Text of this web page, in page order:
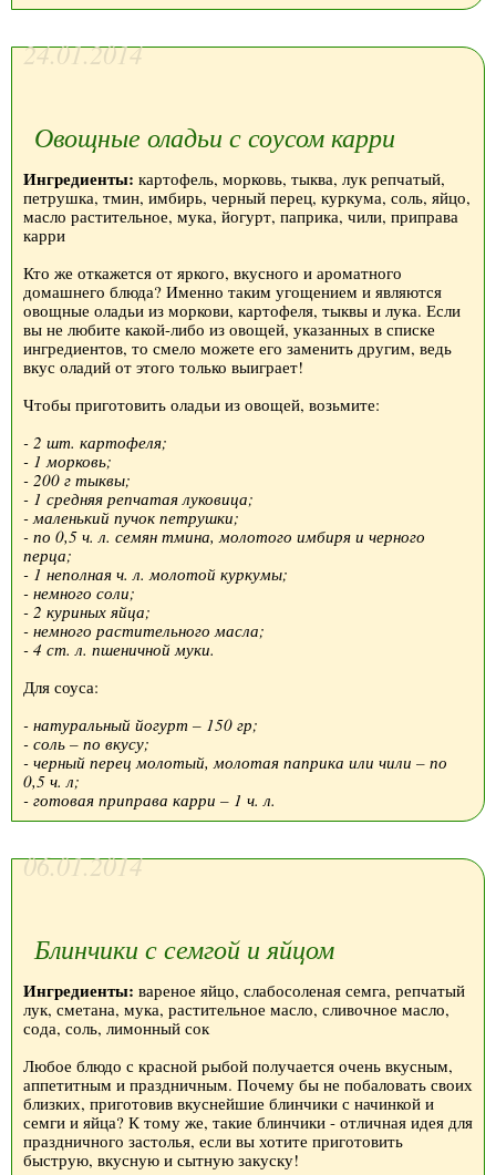
24.01.2014
Овощные оладьи с соусом карри
Ингредиенты: картофель, морковь, тыква, лук репчатый,
петрушка, тмин, имбирь, черный перец, куркума, соль, яйцо,
масло растительное, мука, йогурт, паприка, чили, приправа
карри
Кто же откажется от яркого, вкусного и ароматного
домашнего блюда? Именно таким угощением и являются
овощные оладьи из моркови, картофеля, тыквы и лука. Если
вы не любите какой-либо из овощей, указанных в списке
ингредиентов, то смело можете его заменить другим, ведь
вкус оладий от этого только выиграет!
Чтобы приготовить оладьи из овощей, возьмите:
- 2 шт. картофеля;
- 1 морковь;
- 200 г тыквы;
- 1 средняя репчатая луковица;
- маленький пучок петрушки;
- по 0,5 ч. л. семян тмина, молотого имбиря и черного
перца;
- 1 неполная ч. л. молотой куркумы;
- немного соли;
- 2 куриных яйца;
- немного растительного масла;
- 4 ст. л. пшеничной муки.
Для соуса:
- натуральный йогурт – 150 гр;
- соль – по вкусу;
- черный перец молотый, молотая паприка или чили – по
0,5 ч. л;
- готовая приправа карри – 1 ч. л.
06.01.2014
Блинчики с семгой и яйцом
Ингредиенты: вареное яйцо, слабосоленая семга, репчатый
лук, сметана, мука, растительное масло, сливочное масло,
сода, соль, лимонный сок
Любое блюдо с красной рыбой получается очень вкусным,
аппетитным и праздничным. Почему бы не побаловать своих
близких, приготовив вкуснейшие блинчики с начинкой и
семги и яйца? К тому же, такие блинчики - отличная идея для
праздничного застолья, если вы хотите приготовить
быструю, вкусную и сытную закуску!